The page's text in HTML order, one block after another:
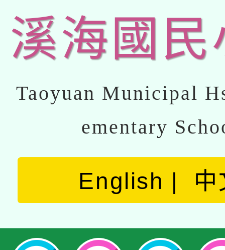
溪海國民
Taoyuan Municipal
ementary
English 中